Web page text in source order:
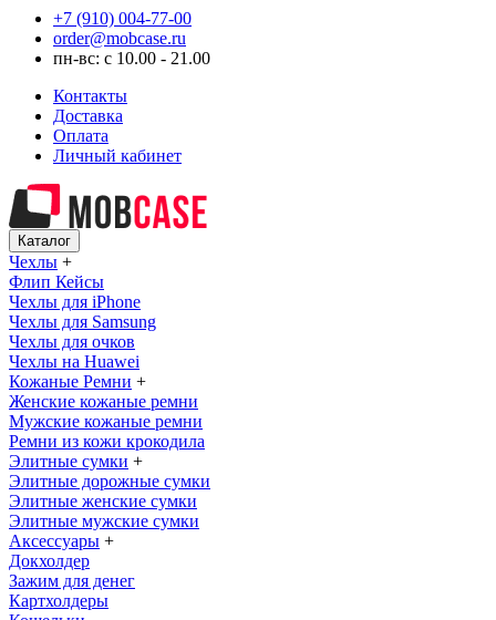
+7 (910) 004-77-00
order@mobcase.ru
пн-вс: с 10.00 - 21.00
Контакты
Доставка
Оплата
Личный кабинет
Каталог
Чехлы +
Флип Кейсы
Чехлы для iPhone
Чехлы для Samsung
Чехлы для очков
Чехлы на Huawei
Кожаные Ремни +
Женские кожаные ремни
Мужские кожаные ремни
Ремни из кожи крокодила
Элитные сумки +
Элитные дорожные сумки
Элитные женские сумки
Элитные мужские сумки
Аксессуары +
Докхолдер
Зажим для денег
Картхолдеры